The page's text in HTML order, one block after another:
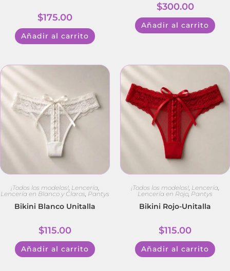
$175.00
Añadir al carrito
$300.00
Añadir al carrito
¡Todos los modelos! Lencería
Lencería en Blanco y Claros Pantys
Bikini Blanco Unitalla
$115.00
Añadir al carrito
¡Todos los modelos! Lencería
Lencería en Rojo Pantys
Bikini Rojo-Unitalla
$115.00
Añadir al carrito